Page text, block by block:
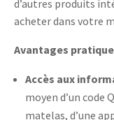
d’autres produits
acheter dans votre
Avantages
Accès aux
moyen d’un code
matelas, d’une